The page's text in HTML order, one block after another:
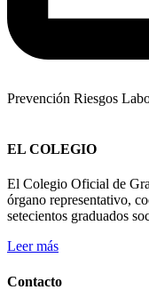
Prevención Riesgos
EL COLEGIO
El Colegio Oficial de
órgano representativo,
setecientos graduados
Leer más
Contacto